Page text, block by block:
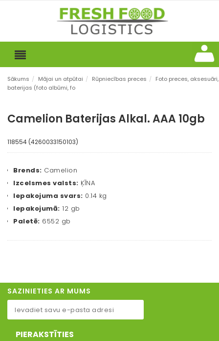
Sākums / Mājai un atpūtai / Rūpniecības preces / Foto preces, aksesuāri,
baterijas (foto albūmi, fo
Camelion Baterijas Alkal. AAA 10gb
118554 (4260033150103)
Brends: Camelion
Izcelsmes valsts: ĶĪNA
Iepakojuma svars: 0.14 kg
Iepakojumā: 12 gb
Paletē: 6552 gb
SAZINIETIES AR MUMS
PIERAKSTĪTIES